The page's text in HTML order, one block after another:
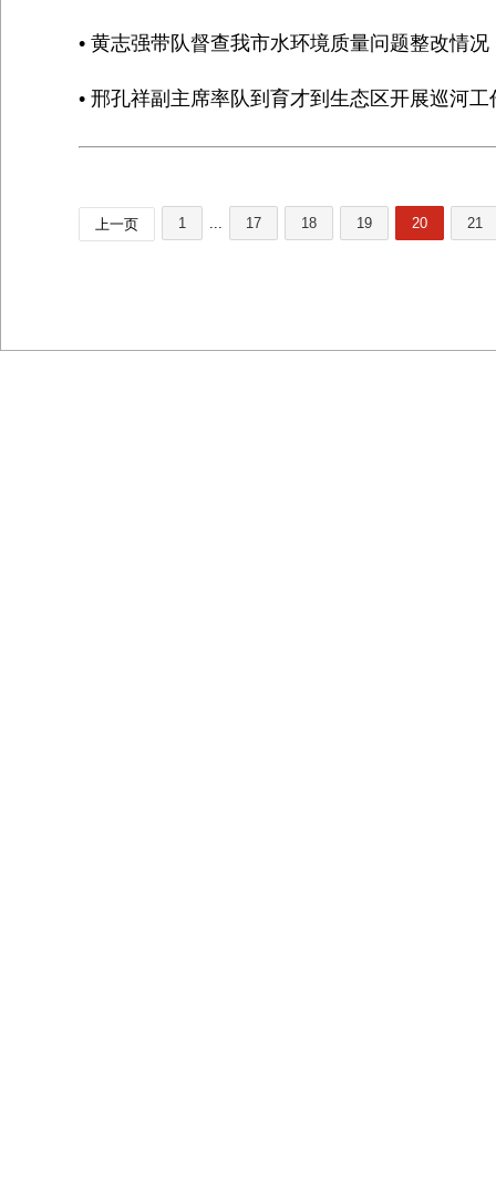
• 黄志强带队督查我市水环境质量问题整改情况
• 邢孔祥副主席率队到育才到生态区开展巡河工
上一页 1 ... 17 18 19 20 21